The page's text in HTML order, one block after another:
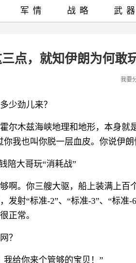
点，就知伊朗为何敢
我要
少劲儿来？
尔木兹海峡地理和地形，本身就
我也叫你脱一层血皮。你说伊朗
陪大哥玩“消耗战”
啊。你三艘大驱，船上装满上百
射“标准-2”、“标准-3”、“标准-
正常。
？
给你来个管够的宝贝！”
军情 战略 武器